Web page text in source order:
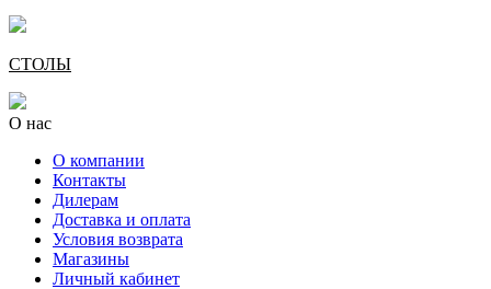
СТОЛЫ
О нас
О компании
Контакты
Дилерам
Доставка и оплата
Условия возврата
Магазины
Личный кабинет